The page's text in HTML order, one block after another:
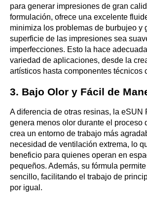
para generar impresiones de gran
formulación, ofrece una excelente
minimiza los problemas de burbujeo y
superficie de las impresiones sea
imperfecciones. Esto la hace
variedad de aplicaciones, desde la
artísticos hasta componentes técnicos
3. Bajo Olor y Fácil de
A diferencia de otras resinas, la eSUN
genera menos olor durante el proceso
crea un entorno de trabajo más
necesidad de ventilación extrema, lo
beneficio para quienes operan en
pequeños. Además, su fórmula
sencillo, facilitando el trabajo de
por igual.